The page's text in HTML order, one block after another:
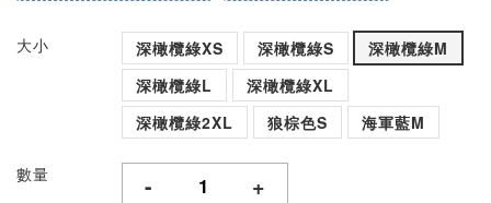
大小 深橄欖綠XS 深橄欖綠S
深橄欖綠M
深橄欖綠L
深橄欖綠XL
深橄欖綠2XL
狼棕色S 海軍藍M
數量 - +